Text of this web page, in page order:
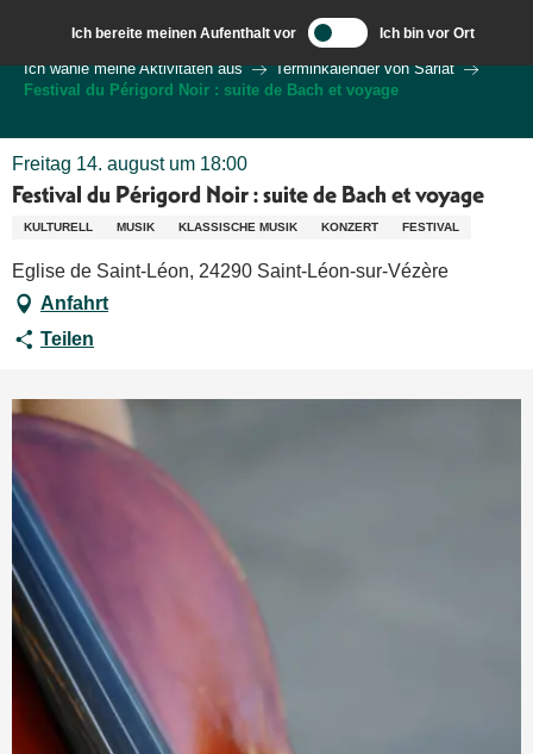
contenu
principal
Ich bereite meinen Aufenthalt vor Ich bin vor Ort
Ich wähle meine Aktivitäten aus
Terminkalender von Sarlat
Festival du Périgord Noir : suite de Bach et voyage
Freitag 14. august um 18:00
Festival du Périgord Noir : suite de Bach et voyage
KULTURELL MUSIK KLASSISCHE MUSIK KONZERT FESTIVAL
Eglise de Saint-Léon, 24290 Saint-Léon-sur-Vézère
Anfahrt
Teilen